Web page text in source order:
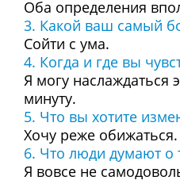
Оба определения
3. Какой ваш самый
Сойти с ума.
4. Когда и где вы
Я могу наслаждаться
минуту.
5. Что вы хотите
Хочу реже обижаться.
6. Что люди думают о
Я вовсе не